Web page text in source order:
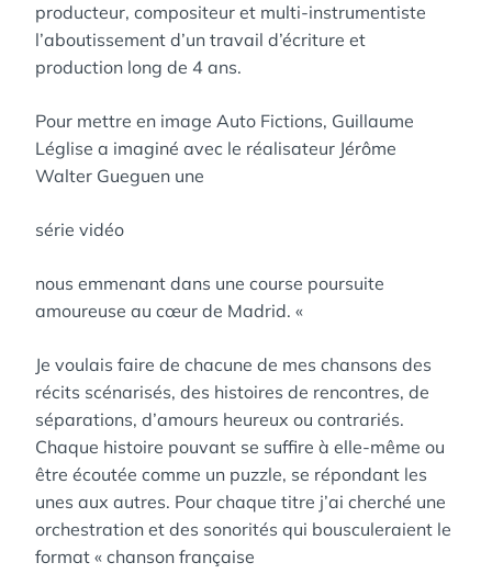
producteur, compositeur et multi-instrumentiste
l’aboutissement d’un travail d’écriture et
production long de 4 ans.
Pour mettre en image Auto Fictions, Guillaume
Léglise a imaginé avec le réalisateur Jérôme
Walter Gueguen une
série vidéo
nous emmenant dans une course poursuite
amoureuse au cœur de Madrid. «
Je voulais faire de chacune de mes chansons des
récits scénarisés, des histoires de rencontres, de
séparations, d’amours heureux ou contrariés.
Chaque histoire pouvant se suffire à elle-même ou
être écoutée comme un puzzle, se répondant les
unes aux autres. Pour chaque titre j’ai cherché une
orchestration et des sonorités qui bousculeraient le
format « chanson française